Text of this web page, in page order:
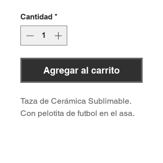
Cantidad *
Agregar al carrito
Taza de Cerámica Sublimable.
Con pelotita de futbol en el asa.